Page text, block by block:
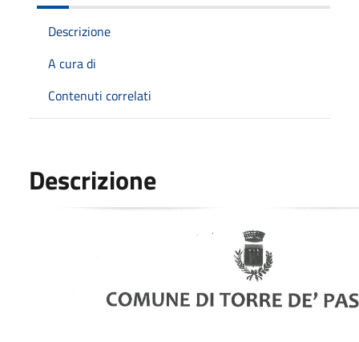
Descrizione
A cura di
Contenuti correlati
Descrizione